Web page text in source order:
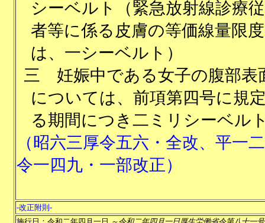
シーベルト（緊急放射線診療
者等に係る皮膚の等価線量限度
は、一シーベルト）
三
妊娠中である女子の腹部表
については、前項第四号に規
る期間につき二ミリシーベル
（昭六三厚令五六・全改、平一
令一四九・一部改正）
-改正附則-